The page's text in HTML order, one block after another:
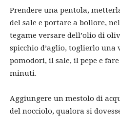
Prendere una pentola,
del sale e portare a bollore,
tegame versare dell’olio di
spicchio d’aglio, toglierlo
pomodori, il sale, il pepe e
minuti.
Aggiungere un mestolo di
del nocciolo, qualora si